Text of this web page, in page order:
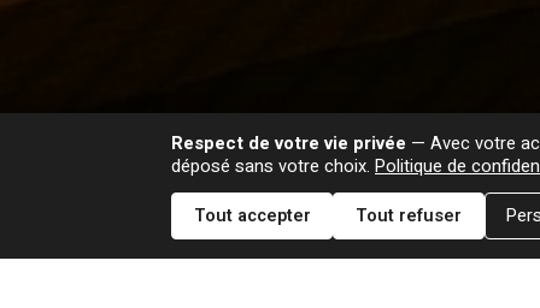
Respect de votre vie privée — Avec votre
déposé sans votre choix. Politique de
Tout accepter
Tout refuser